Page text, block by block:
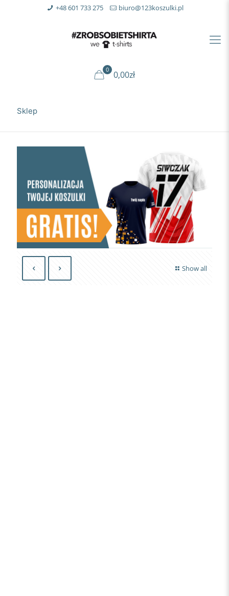
+48 601 733 275 biuro@123koszulki.pl
0 0,00zł
Sklep
Show all